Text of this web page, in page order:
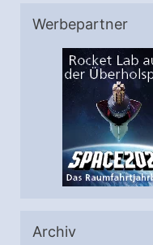
Werbepartner
Archiv